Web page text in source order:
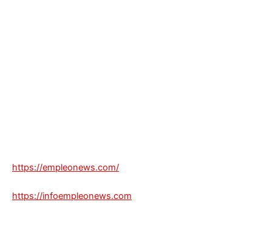
https://empleonews.com/
https://infoempleonews.com